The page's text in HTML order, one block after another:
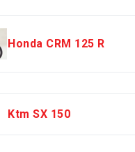
Honda CRM 125 R
Ktm SX 150